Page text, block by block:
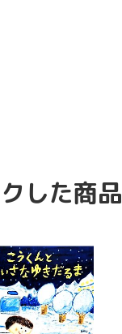
した商品